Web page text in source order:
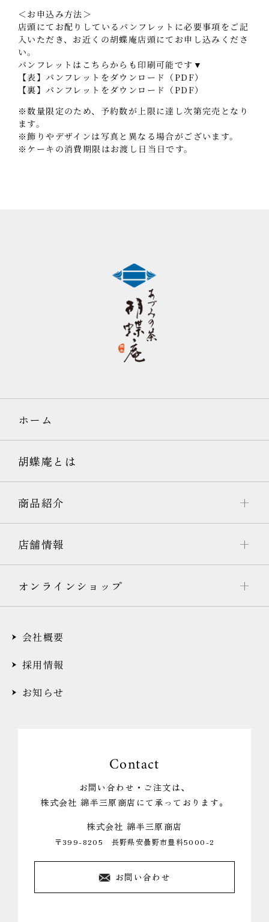
＜お申込み方法＞
店頭にてお配りしているパンフレットに必要事項をご記
入いただき、お近くの胡蝶庵店頭にてお申し込みくださ
い。
パンフレットはこちらからも印刷可能です▼
【表】パンフレットをダウンロード（PDF）
【裏】パンフレットをダウンロード（PDF）
※数量限定のため、予約数が上限に達し次第完売となり
ます。
※飾りやデザインは写真と異なる場合がございます。
※ケーキの消費期限はお渡し日当日です。
ホーム
胡蝶庵とは
商品紹介
店舗情報
オンラインショップ
会社概要
採用情報
お知らせ
Contact
お問い合わせ・ご注文は、
株式会社 綿半三原商店にて承っております。
株式会社 綿半三原商店
〒399-8205 長野県安曇野市豊科5000-2
お問い合わせ